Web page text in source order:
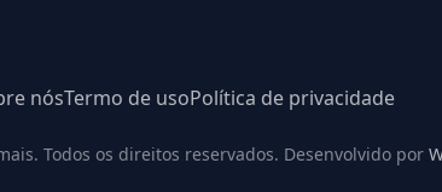
nósTermo de usoPolítica de privacidade
Todos os direitos reservados. Desenvolvido por